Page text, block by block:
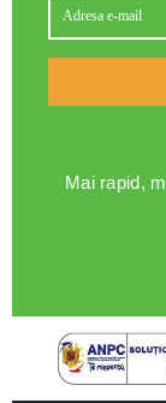
Mai rapid,